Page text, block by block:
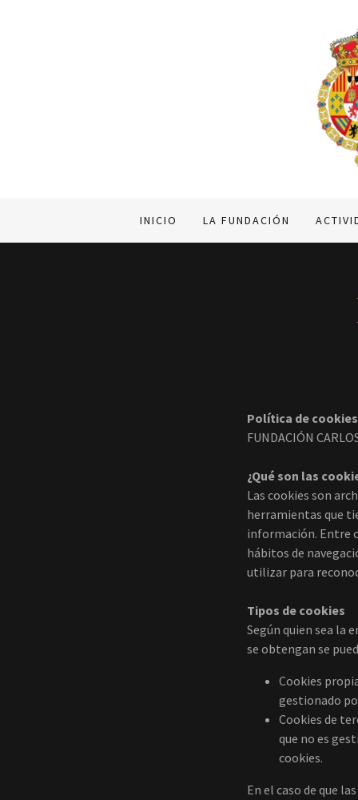
INICIO LA FUNDACIÓN
Política de cookies
FUNDACIÓN
¿Qué son las
Las cookies son
herramientas que
información. Entre
hábitos de
utilizar para
Tipos de cookies
Según quien sea la
se obtengan se
Cookies
gestionado
Cookies de
que no es
cookies.
En el caso de que